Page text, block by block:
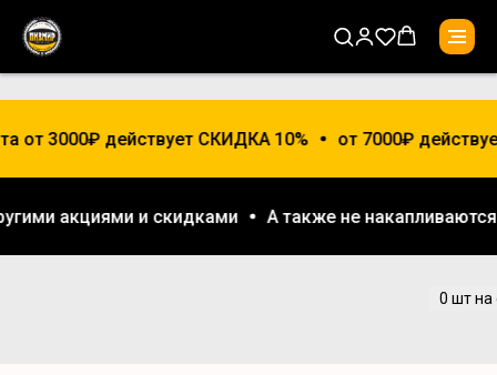
от 3000₽ действует СКИДКА 10% от 7000₽
акциями и скидками А также не